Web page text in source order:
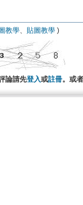
教學、 貼圖教學 )
論請先登入或註冊。或